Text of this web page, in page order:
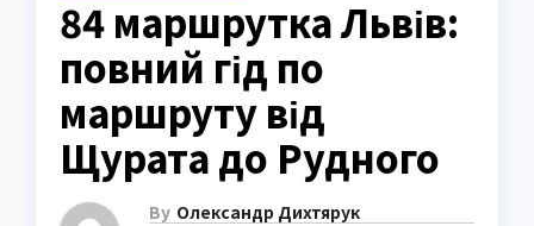
84 маршрутка Львів:
повний гід по
маршруту від
Щурата до Рудного
By Олександр Дихтярук